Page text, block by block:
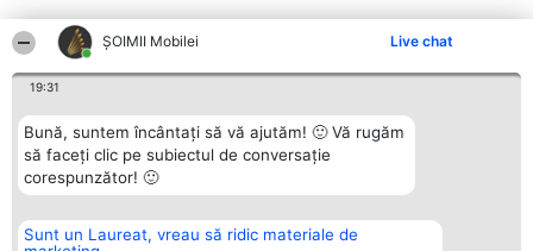
ȘOIMII Mobilei Live chat
19:31
Bună, suntem încântați să vă ajutăm! 🙂 Vă rugăm
să faceți clic pe subiectul de conversație
corespunzător! 🙂
Sunt un Laureat, vreau să ridic materiale de
Organizator Ranking Plebiscyt Contact